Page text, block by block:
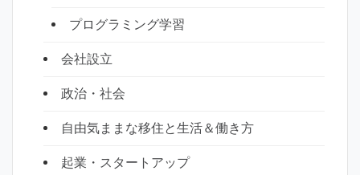
プログラミング学習
会社設立
政治・社会
自由気ままな移住と生活＆働き方
起業・スタートアップ